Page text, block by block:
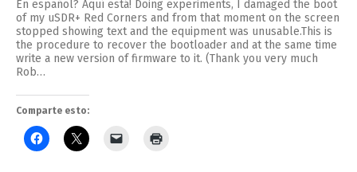
En español? Aquí está! Doing experiments, I damaged the boot
of my uSDR+ Red Corners and from that moment on the screen
stopped showing text and the equipment was unusable.This is
the procedure to recover the bootloader and at the same time
write a new version of firmware to it. (Thank you very much
Rob…
Comparte esto: